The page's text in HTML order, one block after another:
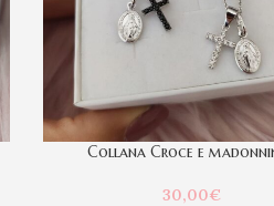
Collana Croce e
30,00€